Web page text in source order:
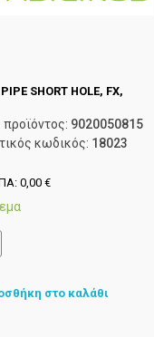
SHORT HOLE, FX,
9020050815
κωδικός: 18023
0,00 €
στο καλάθι